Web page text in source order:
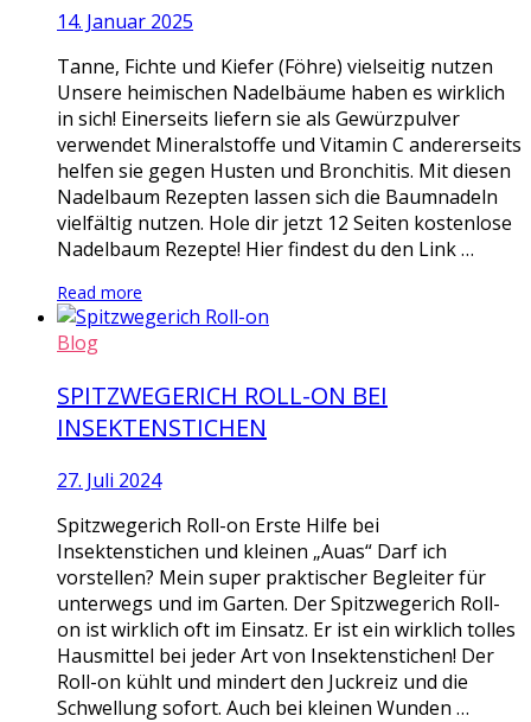
14. Januar 2025
Tanne, Fichte und Kiefer (Föhre) vielseitig nutzen
Unsere heimischen Nadelbäume haben es wirklich
in sich! Einerseits liefern sie als Gewürzpulver
verwendet Mineralstoffe und Vitamin C andererseits
helfen sie gegen Husten und Bronchitis. Mit diesen
Nadelbaum Rezepten lassen sich die Baumnadeln
vielfältig nutzen. Hole dir jetzt 12 Seiten kostenlose
Nadelbaum Rezepte! Hier findest du den Link …
Read more
Blog
SPITZWEGERICH ROLL-ON BEI
INSEKTENSTICHEN
27. Juli 2024
Spitzwegerich Roll-on Erste Hilfe bei
Insektenstichen und kleinen „Auas“ Darf ich
vorstellen? Mein super praktischer Begleiter für
unterwegs und im Garten. Der Spitzwegerich Roll-
on ist wirklich oft im Einsatz. Er ist ein wirklich tolles
Hausmittel bei jeder Art von Insektenstichen! Der
Roll-on kühlt und mindert den Juckreiz und die
Schwellung sofort. Auch bei kleinen Wunden …